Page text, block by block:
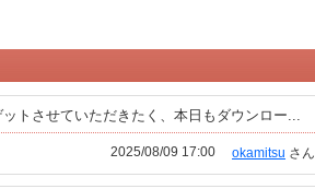
させていただきたく、本日もダウンロー...
okamitsu さん
2025/08/09 17:00